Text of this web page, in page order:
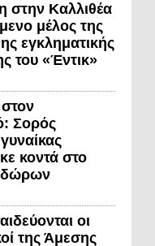
στην Καλλιθέα
μέλος της
εγκληματικής
του «Έντικ»
Σορός
κοντά στο
οι
της Άμεσης